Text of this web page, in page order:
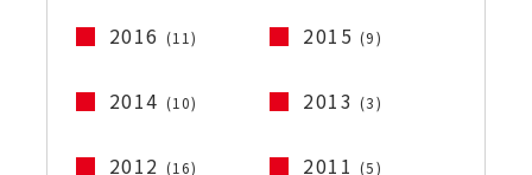
2016 (11) 2015 (9)
2014 (10) 2013 (3)
2012 (16) 2011 (5)